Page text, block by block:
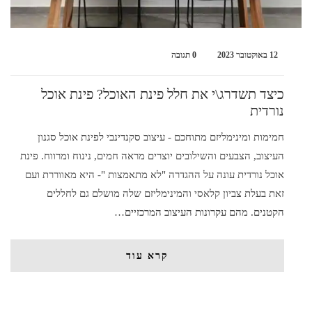
12 באוקטובר 2023 0 תגובה
כיצד תשדרג\י את חלל פינת האוכל? פינת אוכל
נורדית
חמימות ומינימליזם מתוחכם - עיצוב סקנדינבי לפינת אוכל סגנון
העיצוב, הצבעים והשילובים יוצרים מראה חמים, נינוח ומרווח. פינת
אוכל נורדית עונה על ההגדרה "לא מתאמצות "- היא מאווררת ועם
זאת בעלת צביון קלאסי והמינימליזם שלה מושלם גם לחללים
הקטנים. מהם עקרונות העיצוב המרכזיים…
קרא עוד